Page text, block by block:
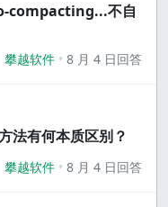
compacting...不自
攀越软件 8 月 4 日回答
法有何本质区别？
攀越软件 8 月 4 日回答